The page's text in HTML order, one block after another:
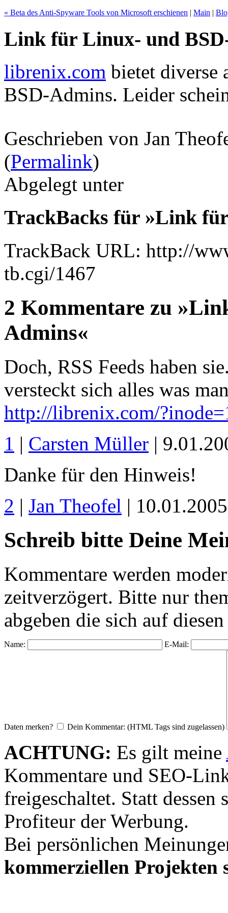
« Beta des Anti-Spyware Tools von Microsoft erschienen | Main |
Link für Linux- und
librenix.com bietet diverse
BSD-Admins. Leider
Geschrieben von Jan
(Permalink)
Abgelegt unter
TrackBacks für »Link
TrackBack URL: http://
tb.cgi/1467
2 Kommentare zu
Admins«
Doch, RSS Feeds haben
versteckt sich alles was
http://librenix.com/
1 | Carsten Müller |
Danke für den Hinweis!
2 | Jan Theofel |
Schreib bitte Deine
Kommentare werden
zeitverzögert. Bitte nur
abgeben die sich auf
Name: E-Mail:
Daten merken? Dein Kommentar: (HTML Tags sind zugelassen)
ACHTUNG: Es gilt meine
Kommentare und SEO-
freigeschaltet. Statt dessen
Profiteur der Werbung.
Bei persönlichen
kommerziellen Projekten